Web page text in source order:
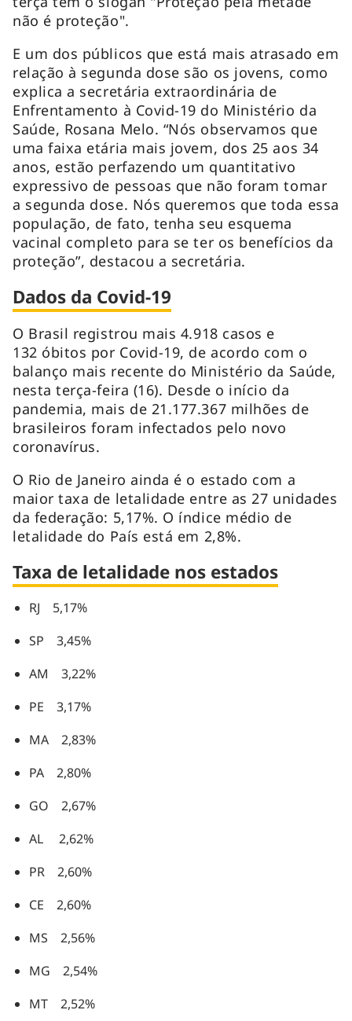
não é proteção".
E um dos públicos que está mais atrasado em
relação à segunda dose são os jovens, como
explica a secretária extraordinária de
Enfrentamento à Covid-19 do Ministério da
Saúde, Rosana Melo. “Nós observamos que
uma faixa etária mais jovem, dos 25 aos 34
anos, estão perfazendo um quantitativo
expressivo de pessoas que não foram tomar
a segunda dose. Nós queremos que toda essa
população, de fato, tenha seu esquema
vacinal completo para se ter os benefícios da
proteção”, destacou a secretária.
Dados da Covid-19
O Brasil registrou mais 4.918 casos e
132 óbitos por Covid-19, de acordo com o
balanço mais recente do Ministério da Saúde,
nesta terça-feira (16). Desde o início da
pandemia, mais de 21.177.367 milhões de
brasileiros foram infectados pelo novo
coronavírus.
O Rio de Janeiro ainda é o estado com a
maior taxa de letalidade entre as 27 unidades
da federação: 5,17%. O índice médio de
letalidade do País está em 2,8%.
Taxa de letalidade nos estados
RJ 5,17%
SP 3,45%
AM 3,22%
PE 3,17%
MA 2,83%
PA 2,80%
GO 2,67%
AL 2,62%
PR 2,60%
CE 2,60%
MS 2,56%
MG 2,54%
MT 2,52%